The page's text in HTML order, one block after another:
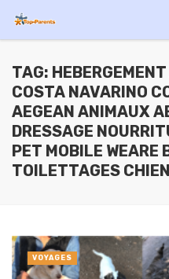
TAG:
COSTA NAVARINO
AEGEAN ANIMAUX
DRESSAGE
PET MOBILE WEARE
TOILETTAGES CHIEN
VOYAGES